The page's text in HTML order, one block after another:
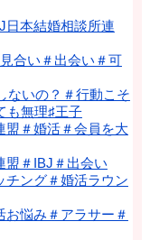
本結婚相談所連
合い＃出会い＃可
ないの？＃行動こそ
も無理♯王子
盟＃婚活＃会員を大
盟＃IBJ＃出会い
チング＃婚活ラウン
お悩み＃アラサー＃